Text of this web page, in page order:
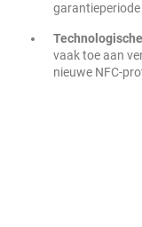
garantieperiode
vaak toe aan
nieuwe NFC-